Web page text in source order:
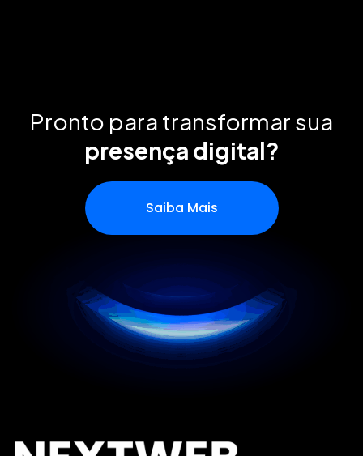
Pronto para transformar sua
presença digital?
Saiba Mais